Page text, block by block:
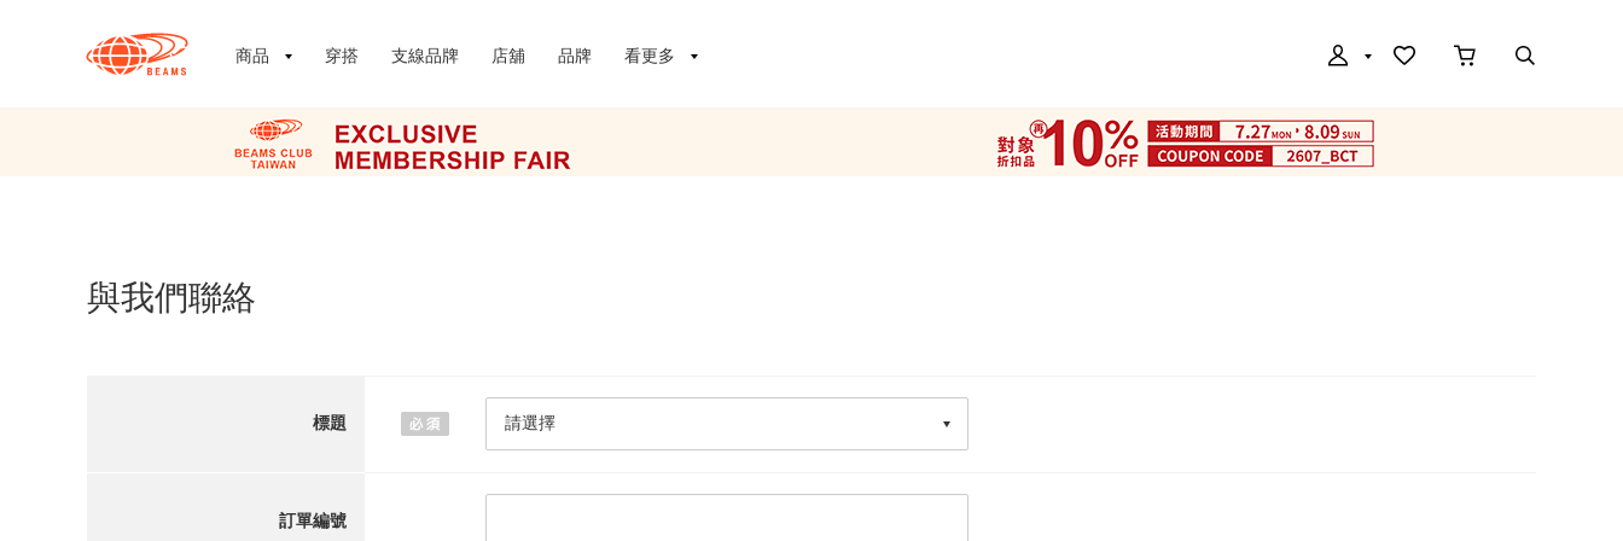
商品 穿搭 支線品牌 店舖 品牌 看更多
與我們聯絡
標題
訂單編號